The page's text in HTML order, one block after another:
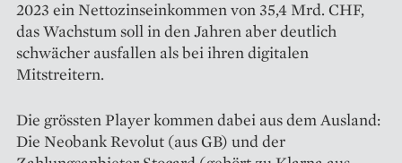
2023 ein Nettozinseinkommen von 35,4 Mrd. CHF,
das Wachstum soll in den Jahren aber deutlich
schwächer ausfallen als bei ihren digitalen
Mitstreitern.
Die grössten Player kommen dabei aus dem Ausland:
Die Neobank Revolut (aus GB) und der